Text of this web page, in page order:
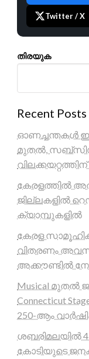
Twitter / X
തിരയുക
Recent Posts
ഓണച്ചന്തകൾ
മുതൽ,
കേരളത്തിൽ
ജില്ലകളിൽ
ക്യാമ്പുകളിൽ
കേരള
വിതരണം
അക്കൗണ്ടിൽ
Musical മുതൽ
Connecticut
250-ആം
ശബരിമലയിൽ
കോടിയുടെ